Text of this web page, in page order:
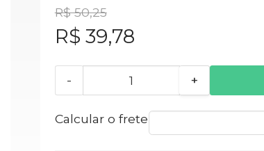
R$ 50,25
R$ 39,78
- +
Calcular o frete